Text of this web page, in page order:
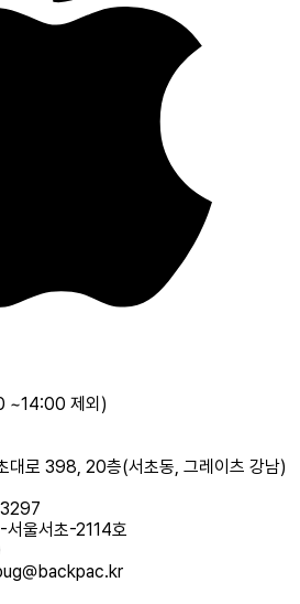
~14:00 제외)
대로 398, 20층(서초동, 그레이츠 강남)
울서초-2114호